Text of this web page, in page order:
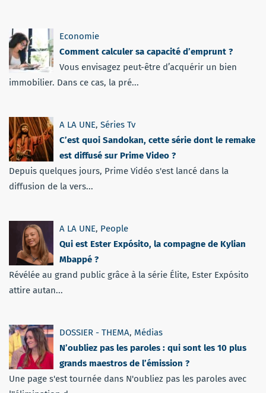
Economie
Comment calculer sa capacité d’emprunt ?
Vous envisagez peut-être d’acquérir un bien
immobilier. Dans ce cas, la pré...
A LA UNE, Séries Tv
C’est quoi Sandokan, cette série dont le remake
est diffusé sur Prime Video ?
Depuis quelques jours, Prime Vidéo s'est lancé dans la
diffusion de la vers...
A LA UNE, People
Qui est Ester Expósito, la compagne de Kylian
Mbappé ?
Révélée au grand public grâce à la série Élite, Ester Expósito
attire autan...
DOSSIER - THEMA, Médias
N’oubliez pas les paroles : qui sont les 10 plus
grands maestros de l’émission ?
Une page s'est tournée dans N'oubliez pas les paroles avec